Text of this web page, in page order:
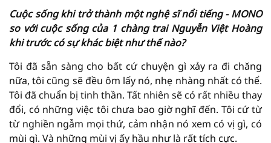
Cuộc sống khi trở thành một nghệ sĩ nổi tiếng - MONO
so với cuộc sống của 1 chàng trai Nguyễn Việt Hoàng
khi trước có sự khác biệt như thế nào?
Tôi đã sẵn sàng cho bất cứ chuyện gì xảy ra đi chăng
nữa, tôi cũng sẽ đều ôm lấy nó, nhẹ nhàng nhất có thể.
Tôi đã chuẩn bị tinh thần. Tất nhiên sẽ có rất nhiều thay
đổi, có những việc tôi chưa bao giờ nghĩ đến. Tôi cứ từ
từ nghiền ngẫm mọi thứ, cảm nhận nó xem có vị gì, có
mùi gì. Và những mùi vị ấy hầu như là rất tích cực.